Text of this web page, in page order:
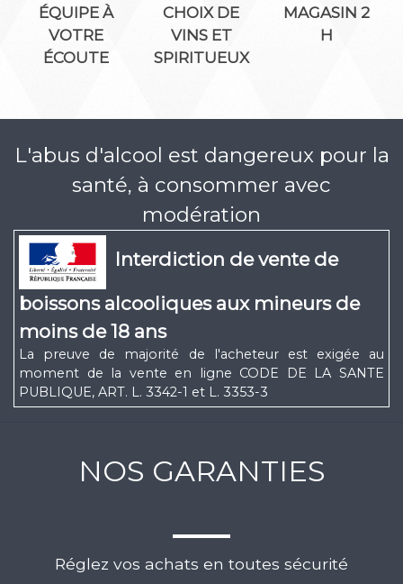
ÉQUIPE À
VOTRE
ÉCOUTE
CHOIX DE
VINS ET
SPIRITUEUX
MAGASIN 2
H
L'abus d'alcool est dangereux pour la
santé, à consommer avec
modération
Interdiction de vente de
boissons alcooliques aux mineurs de
moins de 18 ans
La preuve de majorité de l'acheteur est exigée au
moment de la vente en ligne CODE DE LA SANTE
PUBLIQUE, ART. L. 3342-1 et L. 3353-3
NOS GARANTIES
Réglez vos achats en toutes sécurité